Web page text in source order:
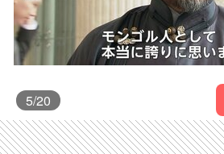
5/20